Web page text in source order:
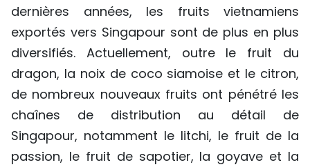
dernières années, les fruits vietnamiens
exportés vers Singapour sont de plus en plus
diversifiés. Actuellement, outre le fruit du
dragon, la noix de coco siamoise et le citron,
de nombreux nouveaux fruits ont pénétré les
chaînes de distribution au détail de
Singapour, notamment le litchi, le fruit de la
passion, le fruit de sapotier, la goyave et la